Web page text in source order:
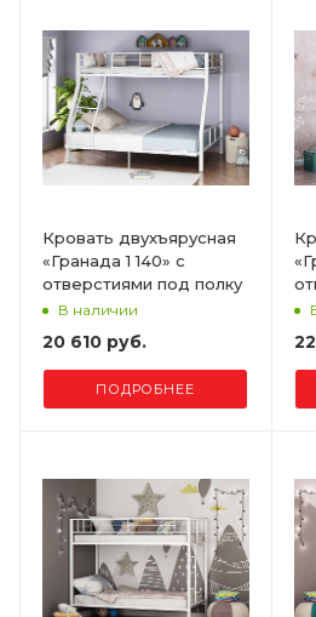
Кровать двухъярусная
«Гранада 1 140» с
отверстиями под полку
В наличии
20 610 руб.
ПОДРОБНЕЕ